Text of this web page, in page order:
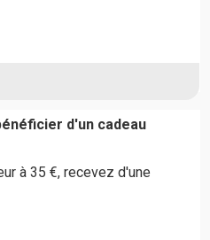
d'un cadeau
à 35 €, recevez d'une